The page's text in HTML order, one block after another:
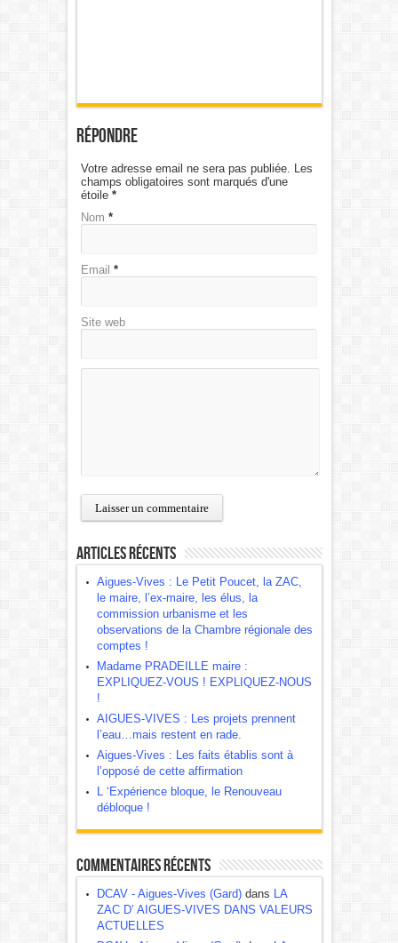
Répondre
Votre adresse email ne sera pas publiée. Les
champs obligatoires sont marqués d'une
étoile *
Nom *
Email *
Site web
Articles récents
Aigues-Vives : Le Petit Poucet, la ZAC,
le maire, l’ex-maire, les élus, la
commission urbanisme et les
observations de la Chambre régionale des
comptes !
Madame PRADEILLE maire :
EXPLIQUEZ-VOUS ! EXPLIQUEZ-NOUS
!
AIGUES-VIVES : Les projets prennent
l’eau…mais restent en rade.
Aigues-Vives : Les faits établis sont à
l’opposé de cette affirmation
L ‘Expérience bloque, le Renouveau
débloque !
Commentaires récents
DCAV - Aigues-Vives (Gard)dans LA
ZAC D’ AIGUES-VIVES DANS VALEURS
ACTUELLES